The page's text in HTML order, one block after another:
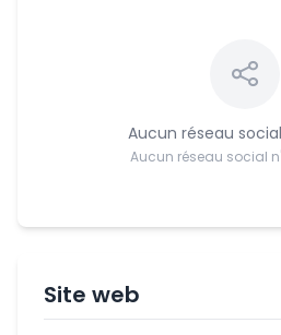
Aucun réseau
Aucun réseau social
Site web